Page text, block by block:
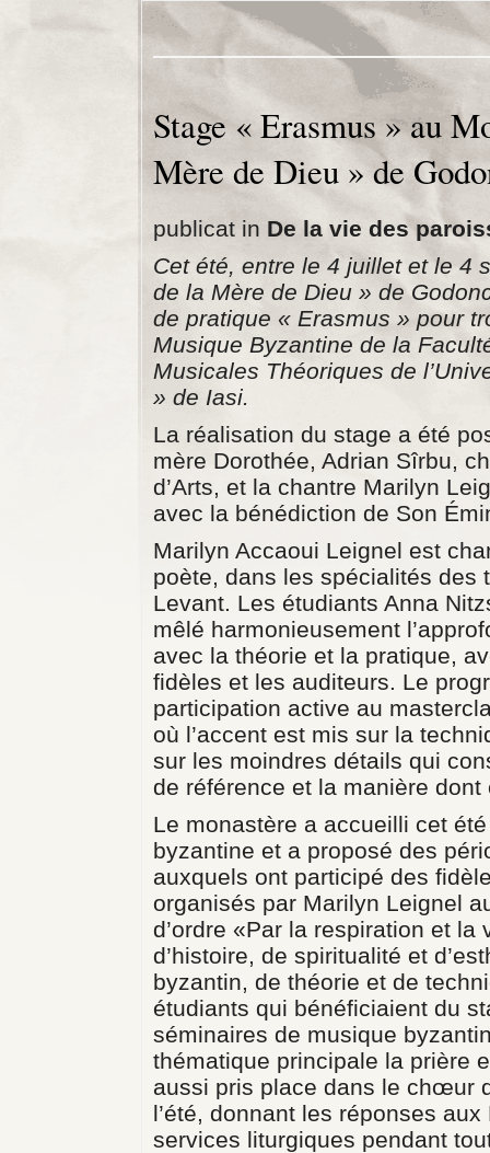
Stage « Erasmus » au
Mère de Dieu » de
publicat in De la vie des
Cet été, entre le 4 juillet et le 4
de la Mère de Dieu » de
de pratique « Erasmus » pour
Musique Byzantine de la
Musicales Théoriques de
» de Iasi.
La réalisation du stage a été
mère Dorothée, Adrian Sîrbu,
d’Arts, et la chantre Marilyn
avec la bénédiction de Son
Marilyn Accaoui Leignel est
poète, dans les spécialités des
Levant. Les étudiants Anna
mêlé harmonieusement
avec la théorie et la pratique,
fidèles et les auditeurs. Le
participation active au
où l’accent est mis sur la
sur les moindres détails qui
de référence et la manière
Le monastère a accueilli cet
byzantine et a proposé des
auxquels ont participé des
organisés par Marilyn Leignel
d’ordre «Par la respiration et
d’histoire, de spiritualité et
byzantin, de théorie et de
étudiants qui bénéficiaient du
séminaires de musique
thématique principale la prière
aussi pris place dans le chœur
l’été, donnant les réponses
services liturgiques pendant